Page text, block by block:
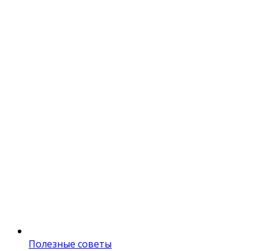
Полезные советы